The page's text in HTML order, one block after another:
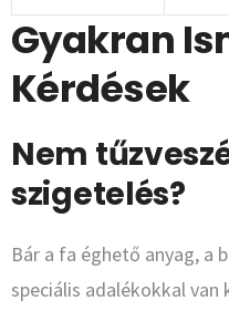
Gyakran
Kérdések
Nem
szigetelés?
Bár a fa éghető anyag, a
speciális adalékokkal